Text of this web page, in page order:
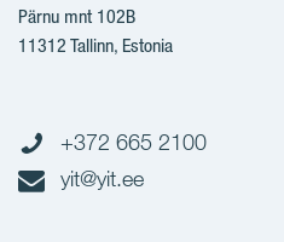
Pärnu mnt 102B
11312 Tallinn, Estonia
+372 665 2100
yit@yit.ee